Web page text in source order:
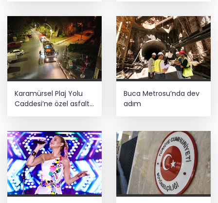
Karamürsel Plaj Yolu
Caddesi’ne özel asfalt
dokunuşu
Buca Metrosu’nda dev
adım